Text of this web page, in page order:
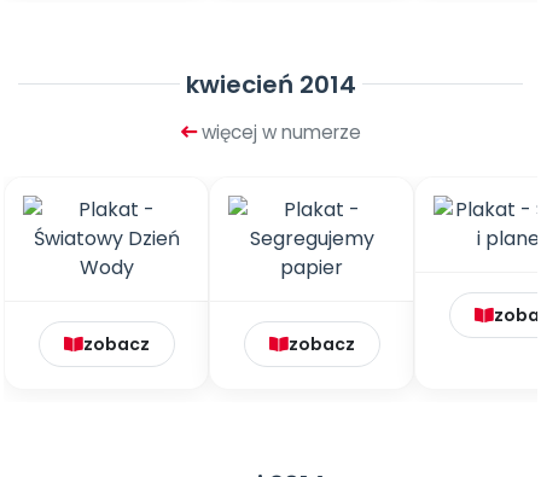
kwiecień 2014
więcej w numerze
zobacz zobacz